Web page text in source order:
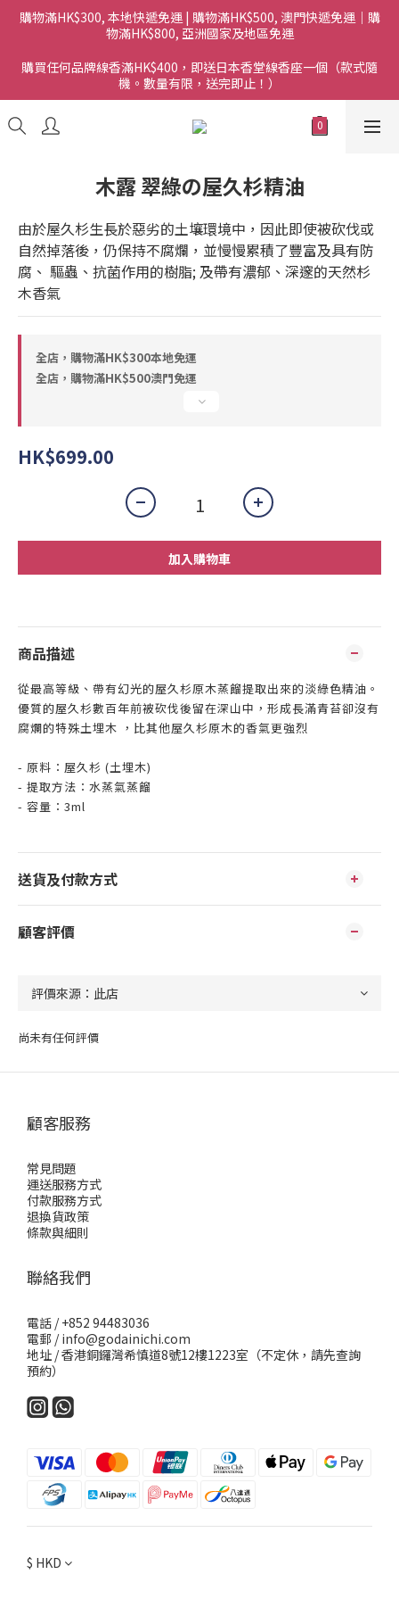
購物滿HK$300, 本地快遞免運 | 購物滿HK$500, 澳門快遞免運｜購
物滿HK$800, 亞洲國家及地區免運
購買任何品牌線香滿HK$400，即送日本香堂線香座一個（款式隨
機。數量有限，送完即止！）
木露 翠綠の屋久杉精油
由於屋久杉生長於惡劣的土壤環境中，因此即使被砍伐或
自然掉落後，仍保持不腐爛，並慢慢累積了豐富及具有防
腐、 驅蟲、抗菌作用的樹脂; 及帶有濃郁、深邃的天然杉
木香氣
全店，購物滿HK$300本地免運
全店，購物滿HK$500澳門免運
HK$699.00
加入購物車
商品描述
從最高等級、帶有幻光的屋久杉原木蒸餾提取出來的淡綠色精油。
優質的屋久杉數百年前被砍伐後留在深山中，形成長滿青苔卻沒有
腐爛的特殊土埋木 ，比其他屋久杉原木的香氣更強烈
- 原料：屋久杉 (土埋木)
- 提取方法：水蒸氣蒸餾
- 容量：3ml
送貨及付款方式
顧客評價
尚未有任何評價
顧客服務
常見問題
運送服務方式
付款服務方式
退換貨政策
條款與細則
聯絡我們
電話 / +852 94483036
電郵 / info@godainichi.com
地址 / 香港銅鑼灣希慎道8號12樓1223室（不定休，請先查詢
預約）
$ HKD